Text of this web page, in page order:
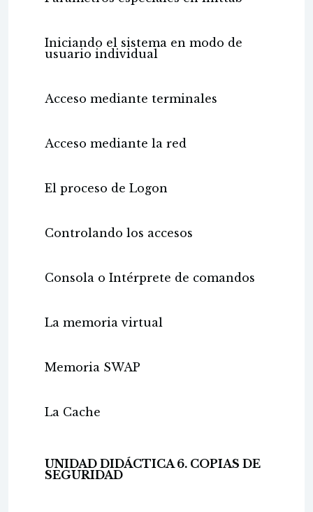
Iniciando el sistema en modo de
usuario individual
Acceso mediante terminales
Acceso mediante la red
El proceso de Logon
Controlando los accesos
Consola o Intérprete de comandos
La memoria virtual
Memoria SWAP
La Cache
UNIDAD DIDÁCTICA 6. COPIAS DE
SEGURIDAD